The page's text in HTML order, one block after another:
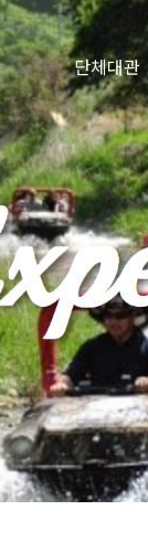
단체대관